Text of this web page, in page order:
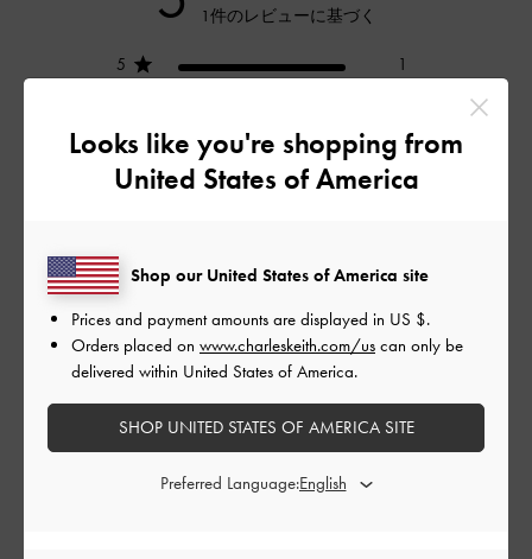
1件のレビューに基づく
5
1
3
とてもよかった
Looks like you're shopping from
United States of America
Shop our United States of America site
Prices and payment amounts are displayed in US $.
Orders placed on www.charleskeith.com/us can only be
delivered within United States of America.
SHOP UNITED STATES OF AMERICA SITE
Preferred Language: